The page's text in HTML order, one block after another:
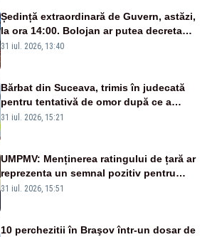
Ședință extraordinară de Guvern, astăzi,
la ora 14:00. Bolojan ar putea decreta
stare de urgență energetică
31 iul. 2026, 13:40
Bărbat din Suceava, trimis în judecată
pentru tentativă de omor după ce a
înjunghiat un tânăr în urma unui conflict
31 iul. 2026, 15:21
UMPMV: Menținerea ratingului de țară ar
reprezenta un semnal pozitiv pentru
România. Autoritățile trebuie să continue
31 iul. 2026, 15:51
10 perchezitii în Braşov într-un dosar de